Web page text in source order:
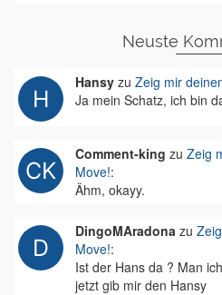
Neuste
Hansy zu Zeig mir
Ja mein Schatz, ich bin
Comment-king zu Zeig
Move!:
Ähm, okayy.
DingoMAradona zu
Move!:
Ist der Hans da ? Man
jetzt gib mir den Hansy